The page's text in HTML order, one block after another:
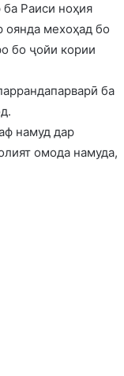
Раиси ноҳия
оянда мехоҳад бо
бо ҷойи кории
ба
намуд дар
омода намуда,